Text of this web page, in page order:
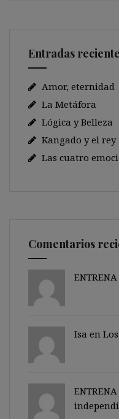
Entradas
Amor, eternidad
La Metáfora
Lógica y Belleza
Kangado y el rey
Las cuatro
Comentarios
Isa en